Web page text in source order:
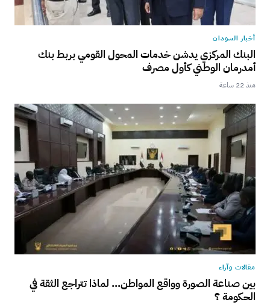
أخبار السودان
البنك المركزي يدشن خدمات المحول القومي بربط بنك
أمدرمان الوطني كأول مصرف
منذ 22 ساعة
مقالات وآراء
بين صناعة الصورة وواقع المواطن… لماذا تتراجع الثقة في
الحكومة ؟